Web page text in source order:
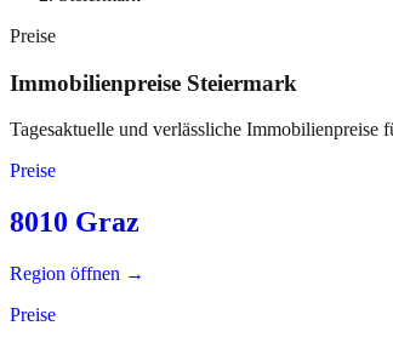
Preise
Immobilienpreise Steiermark
Tagesaktuelle und verlässliche Immobilienpreise
Preise
8010 Graz
Region öffnen →
Preise